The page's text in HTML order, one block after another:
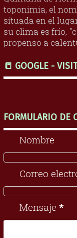
toponimia, el
situada en el
su clima es frío,
propenso a
📒 GOOGLE -
FORMULARIO DE
Nombre
Correo
Mensaje *